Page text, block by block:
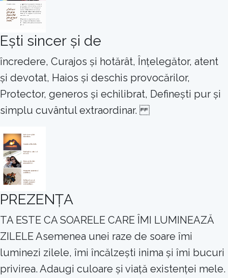
Ești sincer și de
încredere, Curajos și hotărât, Înțelegător, atent
și devotat, Haios și deschis provocărilor,
Protector, generos și echilibrat, Definești pur și
simplu cuvântul extraordinar.
PREZENȚA
TA ESTE CA SOARELE CARE ÎMI LUMINEAZĂ
ZILELE Asemenea unei raze de soare îmi
luminezi zilele, îmi încălzești inima și îmi bucuri
privirea. Adaugi culoare și viață existenței mele.